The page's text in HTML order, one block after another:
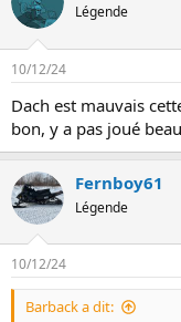
Légende
10/12/24
Dach est mauvais
bon, y a pas joué
Fernboy61
Légende
10/12/24
Barback a dit: